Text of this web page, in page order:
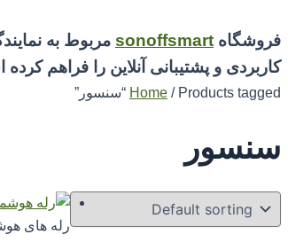
فروشگاه sonoffsmart مربوط به
کاربردی و پشتیبانی آنلاین را فراهم
Home / Products tagged “سنسور”
سنسور
رله های